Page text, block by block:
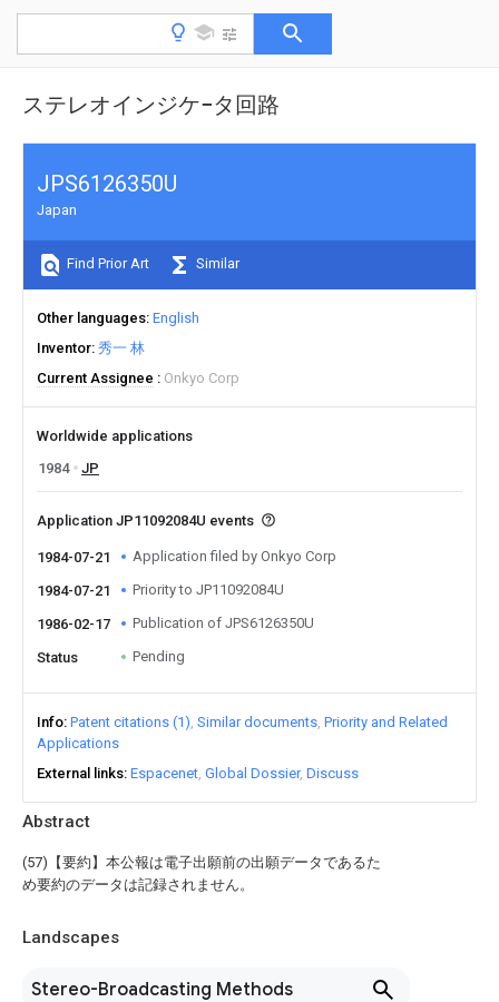
ステレオインジケ−タ回路
Abstract
(57)【要約】本公報は電子出願前の出願データであるた
め要約のデータは記録されません。
Landscapes
Stereo-Broadcasting Methods
JPS6126350U
Japan
Find Prior Art Similar
Other languages English
Inventor 秀一 林
Current Assignee
Onkyo Corp
Worldwide applications
1984
JP
Application JP11092084U events
1984-07-21 Application filed by Onkyo Corp
1984-07-21 Priority to JP11092084U
1986-02-17 Publication of JPS6126350U
Status Pending
Info Patent citations (1) Similar documents Priority and Related
Applications
External links Espacenet Global Dossier Discuss